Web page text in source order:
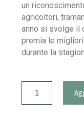
un
agricoltori,
anno si svolge il
premia le
durante la